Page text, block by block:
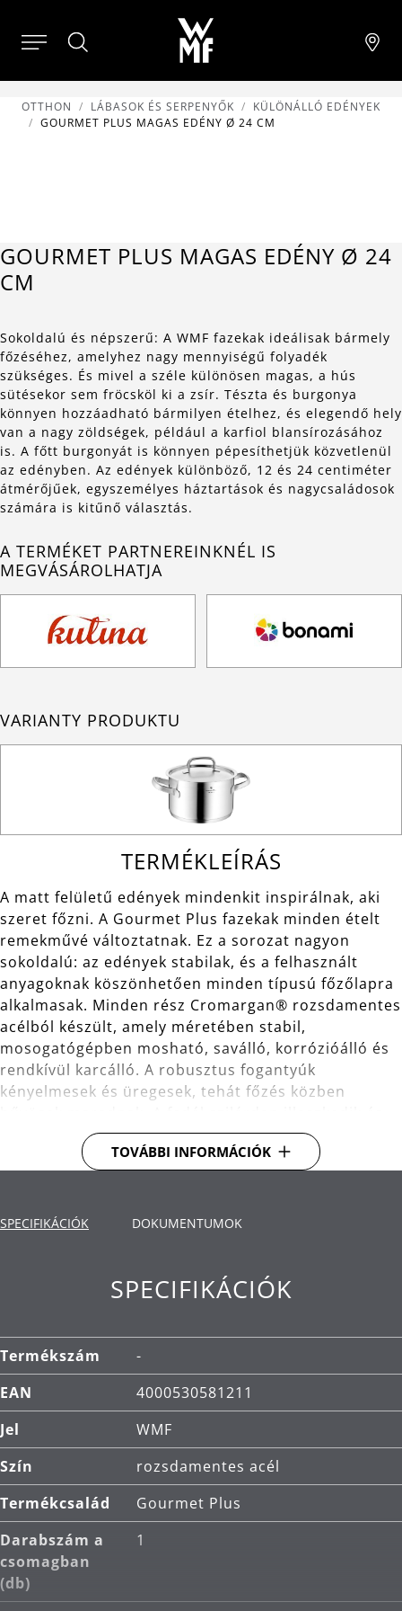
OTTHON LÁBASOK ÉS SERPENYŐK
KÜLÖNÁLLÓ EDÉNYEK
GOURMET PLUS MAGAS EDÉNY Ø 24 CM
GOURMET PLUS MAGAS EDÉNY Ø 24
CM
Sokoldalú és népszerű: A WMF fazekak ideálisak bármely
főzéséhez, amelyhez nagy mennyiségű folyadék
szükséges. És mivel a széle különösen magas, a hús
sütésekor sem fröcsköl ki a zsír. Tészta és burgonya
könnyen hozzáadható bármilyen ételhez, és elegendő hely
van a nagy zöldségek, például a karfiol blansírozásához
is. A főtt burgonyát is könnyen pépesíthetjük közvetlenül
az edényben. Az edények különböző, 12 és 24 centiméter
átmérőjűek, egyszemélyes háztartások és nagycsaládosok
számára is kitűnő választás.
A TERMÉKET PARTNEREINKNÉL IS
MEGVÁSÁROLHATJA
VARIANTY PRODUKTU
TERMÉKLEÍRÁS
A matt felületű edények mindenkit inspirálnak, aki
szeret főzni. A Gourmet Plus fazekak minden ételt
remekművé változtatnak. Ez a sorozat nagyon
sokoldalú: az edények stabilak, és a felhasznált
anyagoknak köszönhetően minden típusú főzőlapra
alkalmasak. Minden rész Cromargan® rozsdamentes
acélból készült, amely méretében stabil,
mosogatógépben mosható, saválló, korrózióálló és
rendkívül karcálló. A robusztus fogantyúk
kényelmesek és üregesek, tehát főzés közben
lehetővé teszi a gőzkibocsátás szabályozott
kibocsátását - ennek köszönhetően a forrásban lévő
beleértve az indukciósat is.
Anyag: Cromargan® rozsdamentes acél, amely
méretben stabil, mosogatógépben mosható,
Tisztítás: mosogatógépben mosható.
TOVÁBBI INFORMÁCIÓK
SPECIFIKÁCIÓK DOKUMENTUMOK
SPECIFIKÁCIÓK
Termékszám
-
EAN
4000530581211
Jel
WMF
Szín
rozsdamentes acél
Termékcsalád
Gourmet Plus
Darabszám a
csomagban
(db)
1